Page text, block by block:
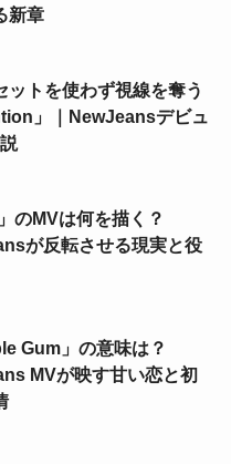
新章
ットを使わず視線を奪う
」｜NewJeansデビュ
のMVは何を描く？
が反転させる現実と役
Gum」の意味は？
MVが映す甘い恋と初